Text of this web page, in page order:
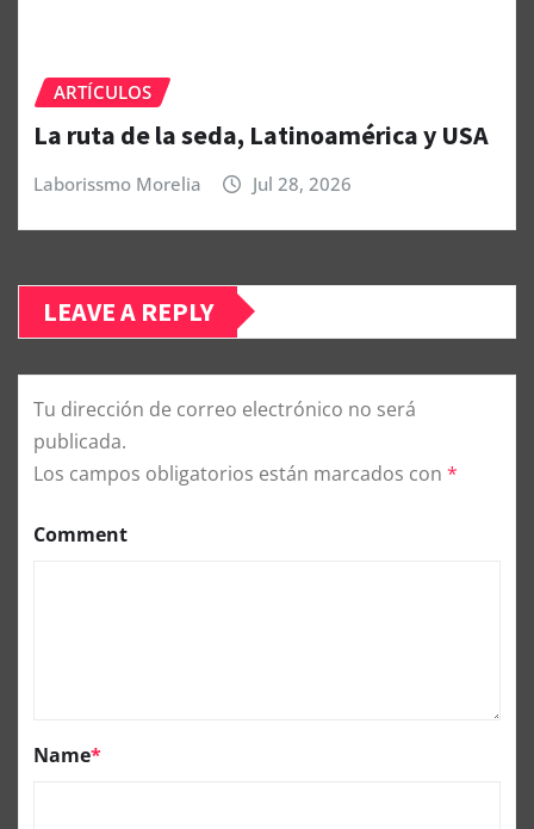
ARTÍCULOS
La ruta de la seda, Latinoamérica y USA
Laborissmo Morelia Jul 28, 2026
LEAVE A REPLY
Tu dirección de correo electrónico no será
publicada.
Los campos obligatorios están marcados con *
Comment
Name*